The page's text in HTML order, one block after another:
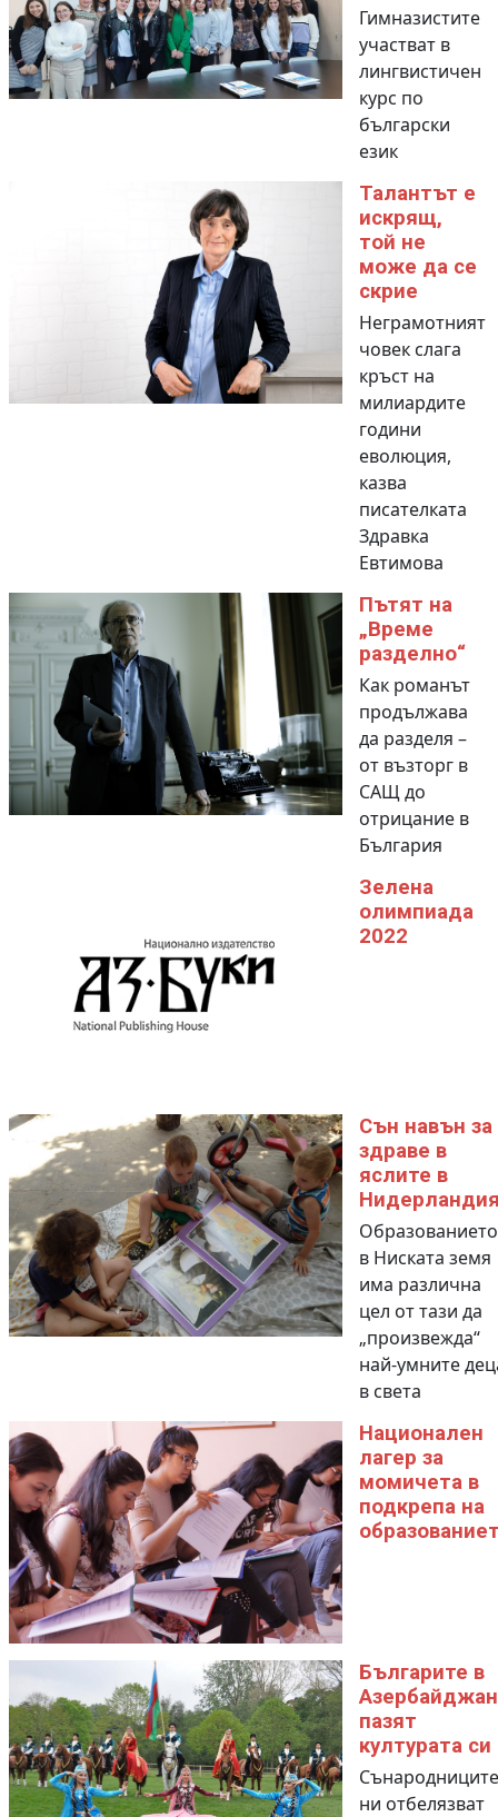
Гимназистите
участват в
лингвистичен
курс по
български
език
Талантът е
искрящ,
той не
може да се
скрие
Неграмотният
човек слага
кръст на
милиардите
години
еволюция,
казва
писателката
Здравка
Евтимова
Пътят на
„Време
разделно“
Как романът
продължава
да разделя –
от възторг в
САЩ до
отрицание в
България
Зелена
олимпиада
2022
Сън навън за
здраве в
яслите в
Образованието
в Ниската земя
има различна
цел от тази да
„произвежда“
най-умните
в света
Национален
лагер за
момичета в
подкрепа на
Българите в
Азербайджан
пазят
културата си
Сънародниците
ни отбелязват